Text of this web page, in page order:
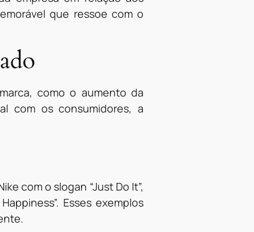
que ressoe com o
como o aumento da
com os consumidores, a
com o slogan “Just Do It”,
Esses exemplos